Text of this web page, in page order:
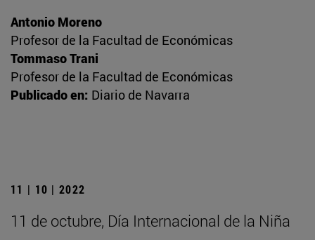
Antonio Moreno
Profesor de la Facultad de Económicas
Tommaso Trani
Profesor de la Facultad de Económicas
Publicado en: Diario de Navarra
11 | 10 | 2022
11 de octubre, Día Internacional de la Niña